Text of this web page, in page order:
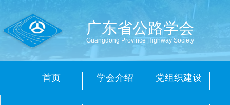
广东省公路学会
Guangdong Province Highway Society
首页 学会介绍 党组织建设